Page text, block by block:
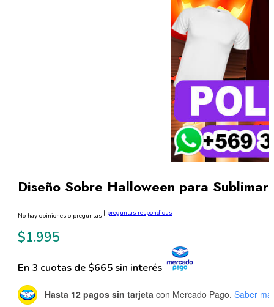
Diseño Sobre Halloween para Sublimar
No hay opiniones o preguntas | preguntas respondidas
$1.995
En 3 cuotas de $665 sin interés
Hasta 12 pagos sin tarjeta con Mercado Pago. Saber